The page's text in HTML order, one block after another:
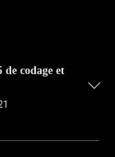
codage et